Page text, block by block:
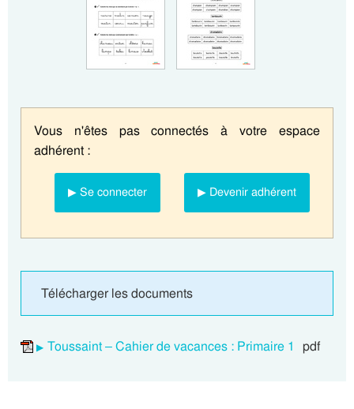
Vous n'êtes pas connectés à votre espace
adhérent :
▶ Se connecter ▶ Devenir adhérent
Télécharger les documents
Toussaint – Cahier de vacances : Primaire 1 pdf